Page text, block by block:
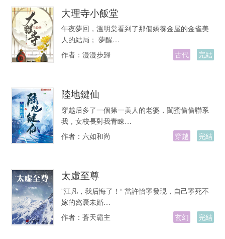
大理寺小飯堂
午夜夢回，溫明棠看到了那個嬌養金屋的金雀美
人的結局； 夢醒…
作者： 漫漫步歸 古代 完結
陸地鍵仙
穿越后多了一個第一美人的老婆，閨蜜偷偷聯系
我，女校長對我青睞…
作者： 六如和尚 穿越 完結
太虛至尊
”江凡，我后悔了！“ 當許怡寧發現，自己寧死不
嫁的窩囊未婚…
作者： 蒼天霸主 玄幻 完結